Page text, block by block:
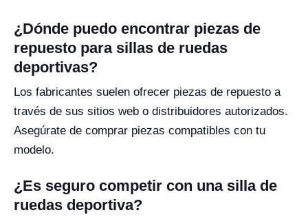
¿Dónde puedo encontrar piezas de
repuesto para sillas de ruedas
deportivas?
Los fabricantes suelen ofrecer piezas de repuesto a
través de sus sitios web o distribuidores autorizados.
Asegúrate de comprar piezas compatibles con tu
modelo.
¿Es seguro competir con una silla de
ruedas deportiva?